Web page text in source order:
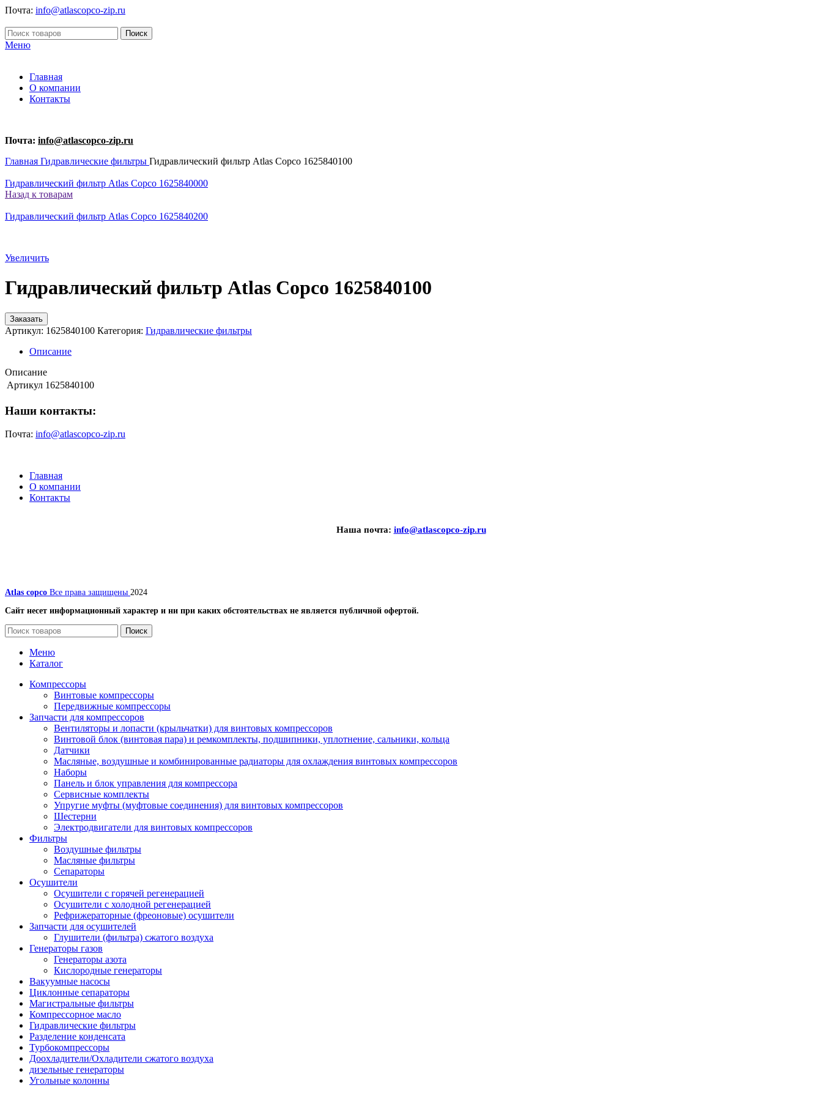
Почта: info@atlascopco-zip.ru
Поиск
Меню
Главная
О компании
Контакты
Почта: info@atlascopco-zip.ru
Главная Гидравлические фильтры Гидравлический фильтр Atlas Copco 1625840100
Гидравлический фильтр Atlas Copco 1625840000
Назад к товарам
Гидравлический фильтр Atlas Copco 1625840200
Увеличить
Гидравлический фильтр Atlas Copco 1625840100
Заказать
Артикул: 1625840100 Категория: Гидравлические фильтры
Описание
Описание
Артикул 1625840100
Наши контакты:
Почта: info@atlascopco-zip.ru
Главная
О компании
Контакты
Наша почта: info@atlascopco-zip.ru
Atlas copco Все права защищены 2024
Сайт несет информационный характер и ни при каких обстоятельствах не является публичной офертой.
Поиск
Меню
Каталог
Компрессоры
Винтовые компрессоры
Передвижные компрессоры
Запчасти для компрессоров
Вентиляторы и лопасти (крыльчатки) для винтовых компрессоров
Винтовой блок (винтовая пара) и ремкомплекты, подшипники, уплотнение, сальники, кольца
Датчики
Масляные, воздушные и комбинированные радиаторы для охлаждения винтовых компрессоров
Наборы
Панель и блок управления для компрессора
Сервисные комплекты
Упругие муфты (муфтовые соединения) для винтовых компрессоров
Шестерни
Электродвигатели для винтовых компрессоров
Фильтры
Воздушные фильтры
Масляные фильтры
Сепараторы
Осушители
Осушители с горячей регенерацией
Осушители с холодной регенерацией
Рефрижераторные (фреоновые) осушители
Запчасти для осушителей
Глушители (фильтра) сжатого воздуха
Генераторы газов
Генераторы азота
Кислородные генераторы
Вакуумные насосы
Циклонные сепараторы
Магистральные фильтры
Компрессорное масло
Гидравлические фильтры
Разделение конденсата
Турбокомпрессоры
Доохладители/Охладители сжатого воздуха
дизельные генераторы
Угольные колонны